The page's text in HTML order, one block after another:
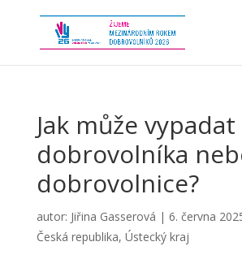
Jak může
dobrovolníka
dobrovolnice?
autor: Jiřina Gasserová | 6. června
Česká republika, Ústecký kraj